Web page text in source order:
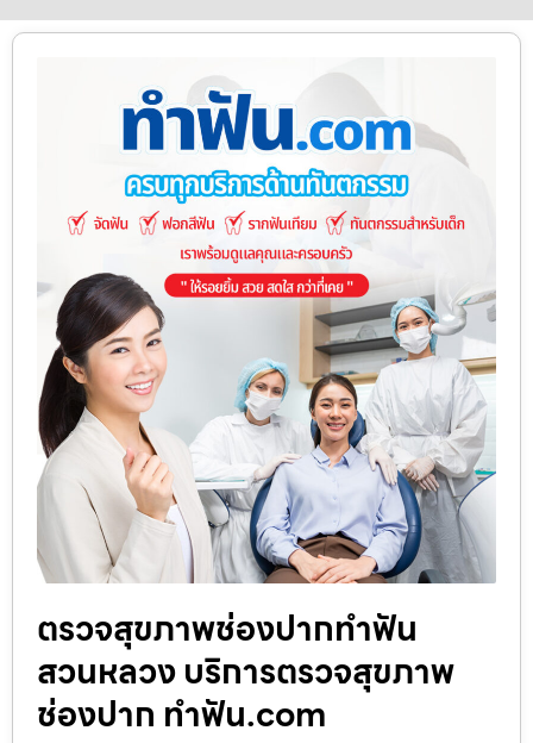
ตรวจสุขภาพช่องปากทำฟัน
สวนหลวง บริการตรวจสุขภาพ
ช่องปาก ทำฟัน.com